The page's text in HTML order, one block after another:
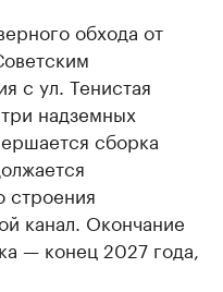
обхода от
с ул. Тенистая
надземных
сборка
строения
канал. Окончание
— конец 2027 года,